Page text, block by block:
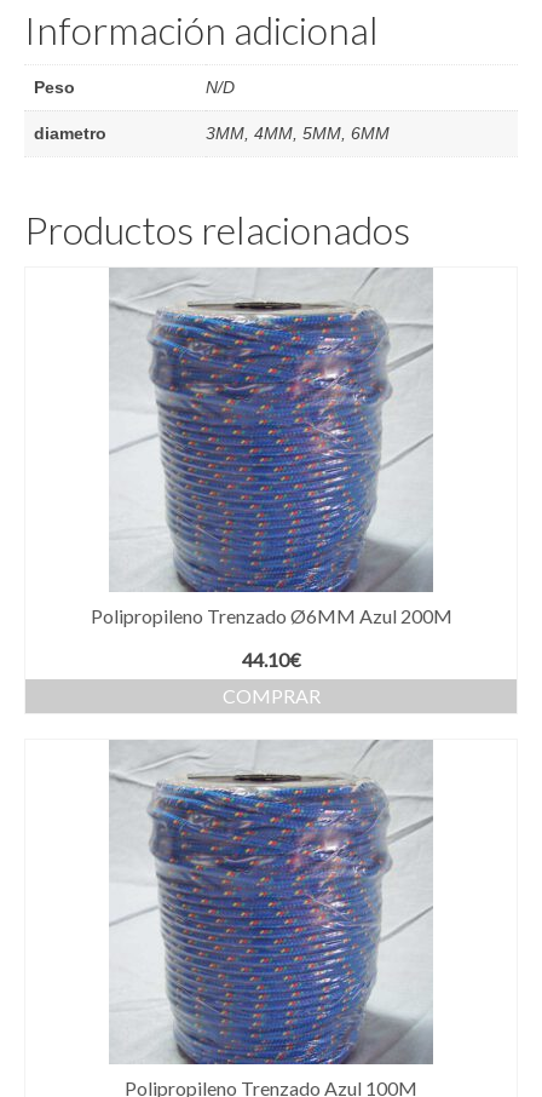
Información adicional
Peso N/D
diametro 3MM, 4MM, 5MM, 6MM
Productos relacionados
Polipropileno Trenzado Ø6MM Azul 200M
44.10€
COMPRAR
Polipropileno Trenzado Azul 100M